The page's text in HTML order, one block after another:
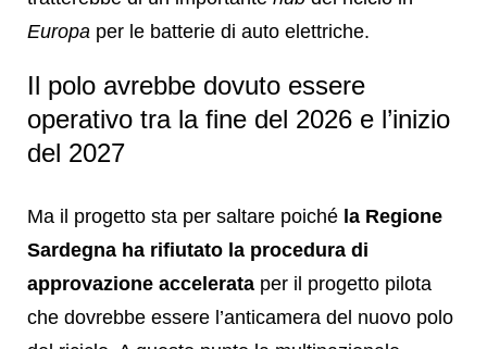
Europa per le batterie di auto elettriche.
Il polo avrebbe dovuto essere
operativo tra la fine del 2026 e l’inizio
del 2027
Ma il progetto sta per saltare poiché la Regione
Sardegna ha rifiutato la procedura di
approvazione accelerata per il progetto pilota
che dovrebbe essere l’anticamera del nuovo polo